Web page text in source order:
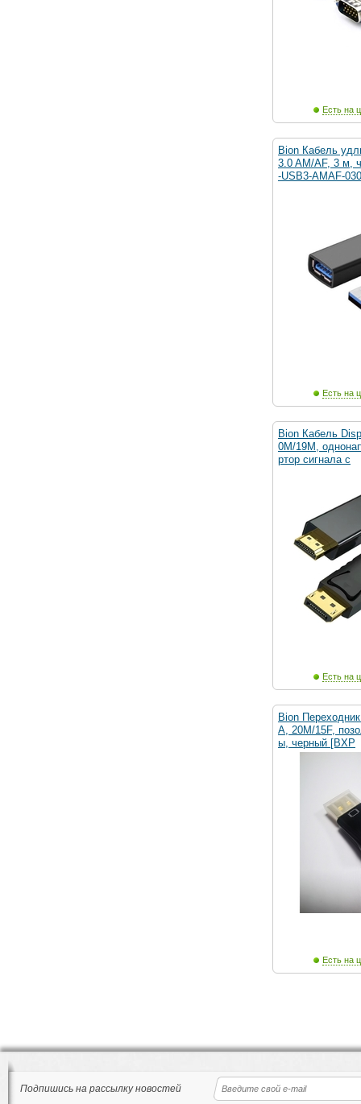
Есть на
Bion Кабель
3.0 AM/AF, 3 м,
-USB3-AMAF-
Есть на
Bion Кабель
0M/19M,
ртор сигнала с
Есть на
Bion
A, 20M/15F,
ы, черный [BXP
Есть на
Подпишись на рассылку новостей